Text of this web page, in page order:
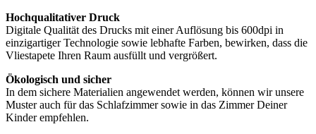
Hochqualitativer Druck
Digitale Qualität des Drucks mit einer Auflösung bis 600dpi in
einzigartiger Technologie sowie lebhafte Farben, bewirken, dass die
Vliestapete Ihren Raum ausfüllt und vergrößert.
Ökologisch und sicher
In dem sichere Materialien angewendet werden, können wir unsere
Muster auch für das Schlafzimmer sowie in das Zimmer Deiner
Kinder empfehlen.